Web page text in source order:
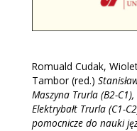
Romuald Cudak,
Tambor (red.)
Maszyna Trurla (B2-
Elektrybałt Trurla (C1-
pomocnicze do nauki